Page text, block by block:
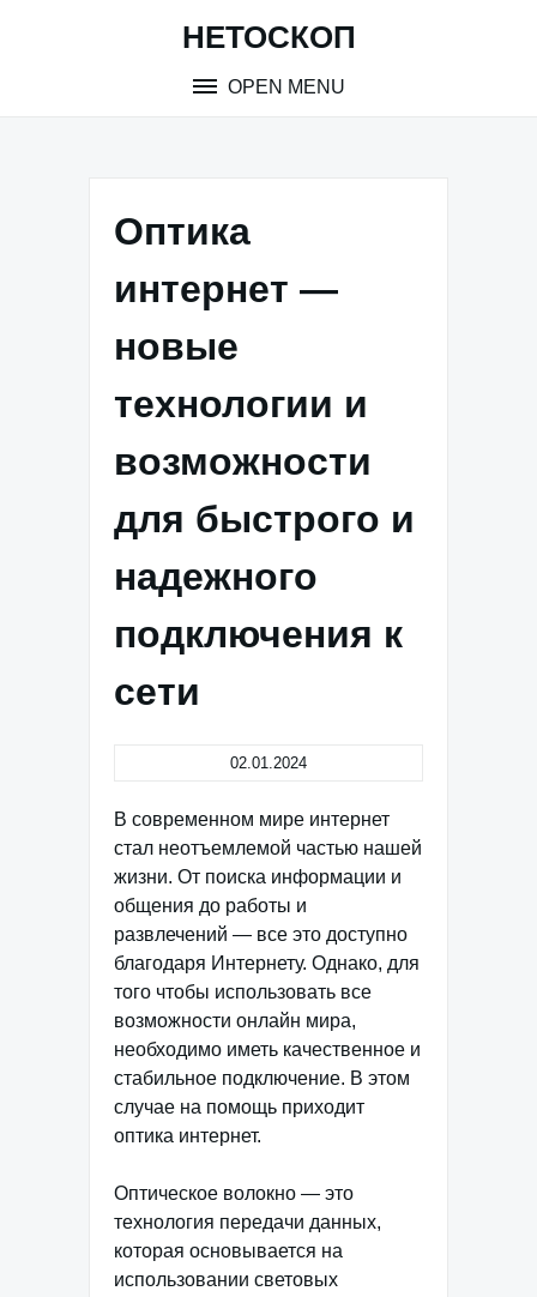
НЕТОСКОП
OPEN MENU
Оптика
интернет —
новые
технологии и
возможности
для быстрого и
надежного
подключения к
сети
02.01.2024
В современном мире интернет
стал неотъемлемой частью нашей
жизни. От поиска информации и
общения до работы и
развлечений — все это доступно
благодаря Интернету. Однако, для
того чтобы использовать все
возможности онлайн мира,
необходимо иметь качественное и
стабильное подключение. В этом
случае на помощь приходит
оптика интернет.
Оптическое волокно — это
технология передачи данных,
которая основывается на
использовании световых